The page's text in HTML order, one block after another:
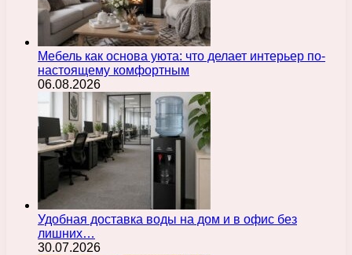
Мебель как основа уюта: что делает интерьер по-
настоящему комфортным
06.08.2026
Удобная доставка воды на дом и в офис без
лишних…
30.07.2026